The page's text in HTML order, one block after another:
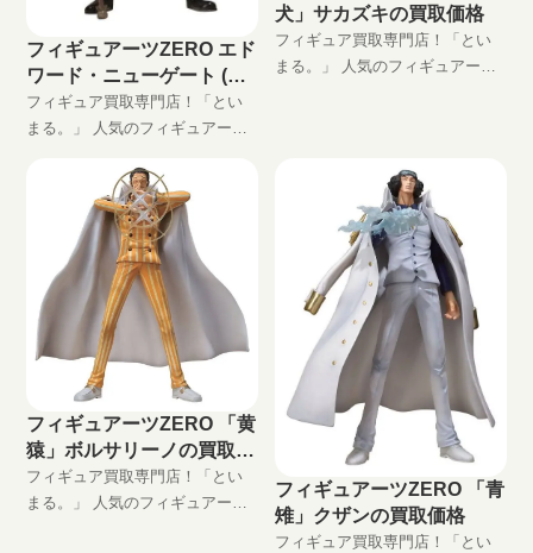
フィギュアーツZERO エド
ワード・ニューゲート (白
ひげ)の買取価格
フィギュア買取専門店！「とい
まる。」 人気のフィギュアーツ
ト (白ひげ)高価買取します！ 完
全無料の宅配買取でフィギュア
をお買い取りします！
犬」サカズキの買取価格
フィギュア買取専門店！「とい
まる。」 人気のフィギュアーツ
フィギュアーツZERO 「黄
猿」ボルサリーノの買取価
格
フィギュア買取専門店！「とい
まる。」 人気のフィギュアーツ
フィギュアーツZERO 「青
雉」クザンの買取価格
フィギュア買取専門店！「とい